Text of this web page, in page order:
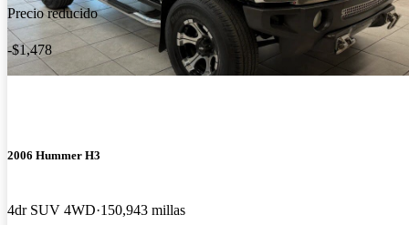
Precio reducido
-$1,478
2006 Hummer H3
4dr SUV 4WD 150,943 millas